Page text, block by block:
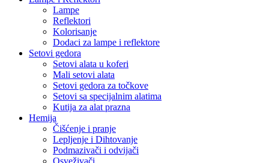
Lampe
Reflektori
Kolorisanje
Dodaci za lampe i reflektore
Setovi gedora
Setovi alata u koferi
Mali setovi alata
Setovi gedora za točkove
Setovi sa specijalnim alatima
Kutija za alat prazna
Hemija
Čišćenje i pranje
Lepljenje i Dihtovanje
Podmazivači i odvijači
Osveživači